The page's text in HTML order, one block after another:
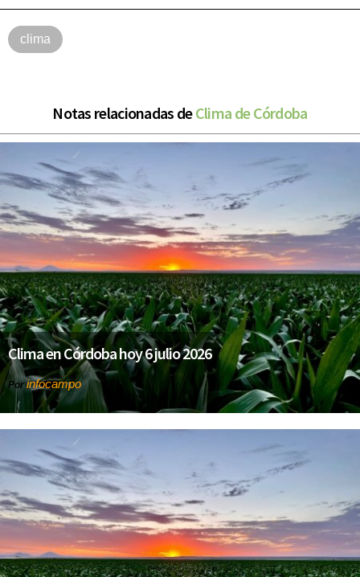
clima
Notas relacionadas deClima de Córdoba
Clima en Córdoba hoy 6 julio 2026
Porinfocampo